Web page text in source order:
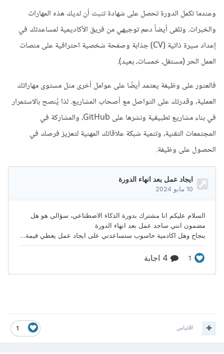
وعندما تكمل الدورة تحصل على شهادة تثبت أن لديك هذه المهارات
والخبرات. وتلقى أيضاً دعم توجيهي من فريق الأكاديمية لمساعدتك في
إعداد سيرة ذاتية (CV) جذابة وصفحة شخصية احترافية على منصات
العمل الحر (مستقل، خمسات، بعيد).
فالعثور على وظيفة يعتمد أيضًا على عوامل أخرى مثل مستوى مهاراتك
العملية، وقدرتك على التواصل مع أصحاب المشاريع. لذا يُنصح بالاستمرار
في بناء مشاريع تطبيقية ونشرها على GitHub، والمشاركة في
المجتمعات التقنية، وتنمية شبكة علاقاتك المهنية لتعزيز فرصك في
الحصول على وظيفة.
1 اقتباس